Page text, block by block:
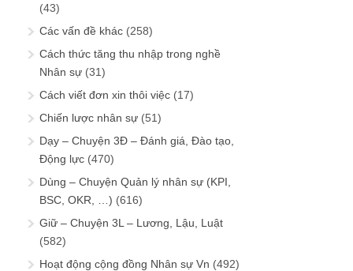
(43)
Các vấn đề khác (258)
Cách thức tăng thu nhập trong nghề
Nhân sự (31)
Cách viết đơn xin thôi việc (17)
Chiến lược nhân sự (51)
Dạy – Chuyện 3Đ – Đánh giá, Đào tạo,
Động lực (470)
Dùng – Chuyện Quản lý nhân sự (KPI,
BSC, OKR, …) (616)
Giữ – Chuyện 3L – Lương, Lậu, Luật
(582)
Hoạt động cộng đồng Nhân sự Vn (492)